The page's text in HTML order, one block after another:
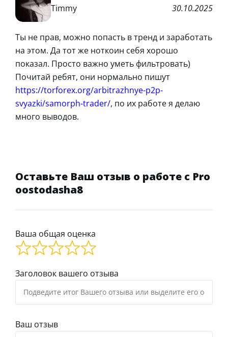
Timmy 30.10.2025
Ты не прав, можно попасть в тренд и заработать
на этом. Да тот же ноткоин себя хорошо
показал. Просто важно уметь фильтровать)
Почитай ребят, они нормально пишут
https://torforex.org/arbitrazhnye-p2p-
svyazki/samorph-trader/, по их работе я делаю
много выводов.
Оставьте Ваш отзыв о работе с Pro
oostodasha8
Ваша общая оценка
Заголовок вашего отзыва
Ваш отзыв